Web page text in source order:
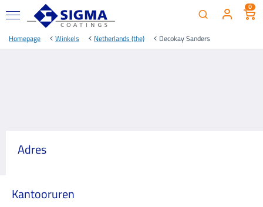
0
Homepage Winkels Netherlands (the) Decokay Sanders
Adres
Kantooruren